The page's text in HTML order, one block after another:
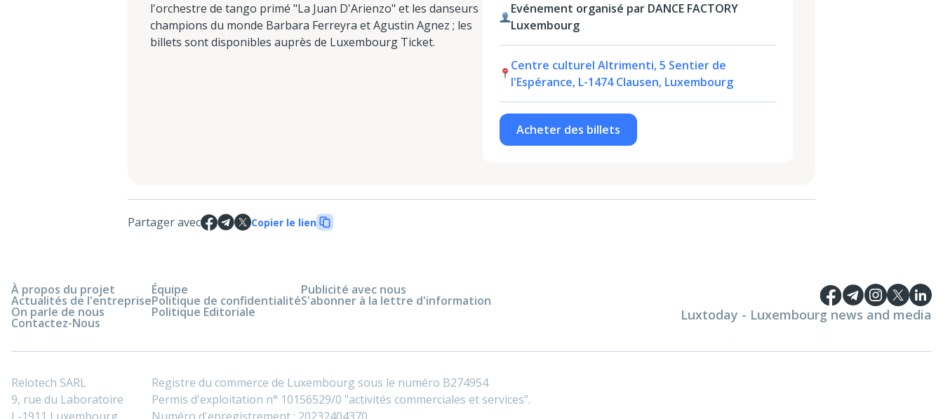
l'orchestre de tango primé "La Juan D'Arienzo" et les danseurs
champions du monde Barbara Ferreyra et Agustin Agnez ; les
billets sont disponibles auprès de Luxembourg Ticket.
Evénement organisé par DANCE FACTORY
Luxembourg
Centre culturel Altrimenti, 5 Sentier de
l'Espérance, L-1474 Clausen, Luxembourg
Acheter des billets
Partager avec Copier le lien
À propos du projet
Actualités de l'entreprise
On parle de nous
Contactez-Nous
Équipe
Politique de confidentialité
Politique Editoriale
Publicité avec nous
S'abonner à la lettre d'information
Luxtoday - Luxembourg news and media
Relotech SARL
9, rue du Laboratoire
Registre du commerce de Luxembourg sous le numéro B274954
Permis d'exploitation n° 10156529/0 "activités commerciales et services".